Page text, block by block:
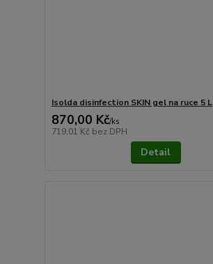
Isolda disinfection SKIN gel na ruce 5 L
870,00 Kč/ks
719,01 Kč bez DPH
Detail